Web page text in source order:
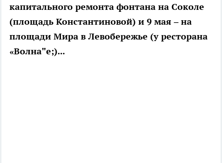
капитального ремонта фонтана на Соколе
(площадь Константиновой) и 9 мая – на
площади Мира в Левобережье (у ресторана
«Волна"e;)...